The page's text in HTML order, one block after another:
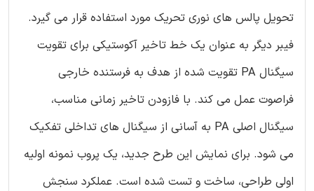
تحویل پالس های نوری تحریک مورد استفاده قرار می گیرد.
فیبر دیگر به عنوان یک خط تاخیر آکوستیکی برای تقویت
سیگنال PA تقویت شده از هدف به فرستنده خارجی
فراصوت عمل می کند. با فازودن تاخیر زمانی مناسب،
سیگنال اصلی PA به آسانی از سیگنال های تداخلی تفکیک
می شود. برای نمایش این طرح جدید، یک پروب نمونه اولیه
اولی طراحی، ساخت و تست شده است. عملکرد سنجش